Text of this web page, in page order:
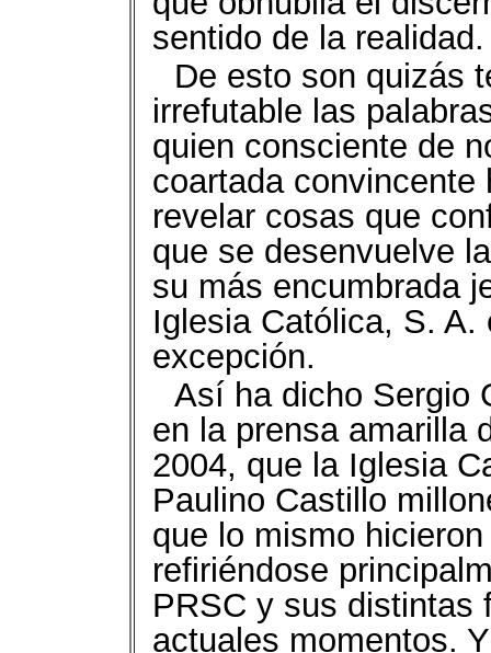
sentido de la realidad.
De esto son quizás
irrefutable las
quien consciente de
coartada convincente
revelar cosas que
que se desenvuelve
su más encumbrada
Iglesia Católica, S.
excepción.
Así ha dicho Sergio
en la prensa amarilla
2004, que la Iglesia
Paulino Castillo
que lo mismo
refiriéndose
PRSC y sus distintas
actuales momentos.